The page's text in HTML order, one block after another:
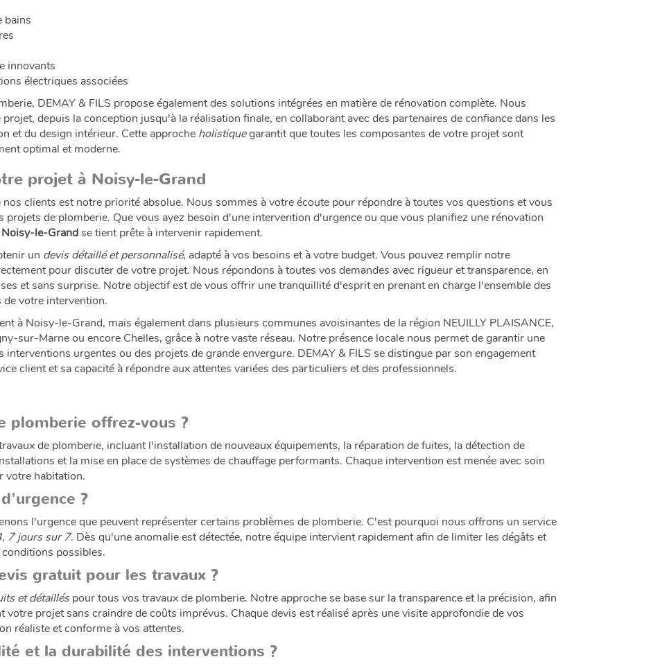
bains
innovants
électriques associées
DEMAY & FILS propose également des solutions intégrées en matière de rénovation complète. Nous
depuis la conception jusqu'à la réalisation finale, en collaborant avec des partenaires de confiance dans les
et du design intérieur. Cette approche holistiquegarantit que toutes les composantes de votre projet sont
optimal et moderne.
projet à Noisy-le-Grand
clients est notre priorité absolue. Nous sommes à votre écoute pour répondre à toutes vos questions et vous
projets de plomberie. Que vous ayez besoin d'une intervention d'urgence ou que vous planifiez une rénovation
le-Grandse tient prête à intervenir rapidement.
un devis détaillé et personnalisé, adapté à vos besoins et à votre budget. Vous pouvez remplir notre
pour discuter de votre projet. Nous répondons à toutes vos demandes avec rigueur et transparence, en
et sans surprise. Notre objectif est de vous offrir une tranquillité d'esprit en prenant en charge l'ensemble des
votre intervention.
à Noisy-le-Grand, mais également dans plusieurs communes avoisinantes de la région NEUILLY PLAISANCE,
sur-Marne ou encore Chelles, grâce à notre vaste réseau. Notre présence locale nous permet de garantir une
urgentes ou des projets de grande envergure. DEMAY & FILS se distingue par son engagement
client et sa capacité à répondre aux attentes variées des particuliers et des professionnels.
plomberie offrez-vous ?
de plomberie, incluant l'installation de nouveaux équipements, la réparation de fuites, la détection de
et la mise en place de systèmes de chauffage performants. Chaque intervention est menée avec soin
votre habitation.
?
l'urgence que peuvent représenter certains problèmes de plomberie. C'est pourquoi nous offrons un service
7 jours sur 7. Dès qu'une anomalie est détectée, notre équipe intervient rapidement afin de limiter les dégâts et
possibles.
gratuit pour les travaux ?
et détailléspour tous vos travaux de plomberie. Notre approche se base sur la transparence et la précision, afin
projet sans craindre de coûts imprévus. Chaque devis est réalisé après une visite approfondie de vos
réaliste et conforme à vos attentes.
et la durabilité des interventions ?